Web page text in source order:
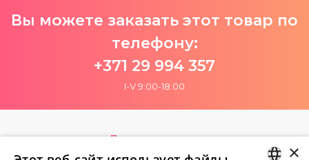
Вы можете заказать этот товар по
телефону:
+371 29 994 357
I-V 9:00-18:00
Пока нет отзывов
×